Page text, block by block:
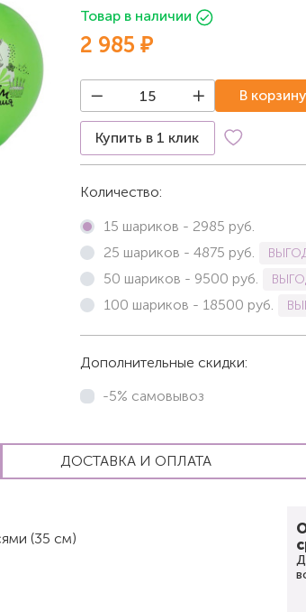
Товар в наличии
2 985 ₽
Купить в 1 клик
В корзину
Количество:
15 шариков - 2985 руб.
25 шариков - 4875 руб.
50 шариков - 9500 руб.
100 шариков - 18500 руб.
Дополнительные скидки:
-5% самовывоз
ДОСТАВКА И ОПЛАТА
(35 см)